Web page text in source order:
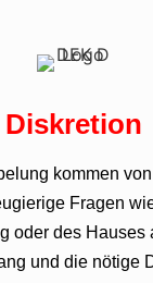
Diskretion
kommen
Fragen
oder des Hauses
und die nötige